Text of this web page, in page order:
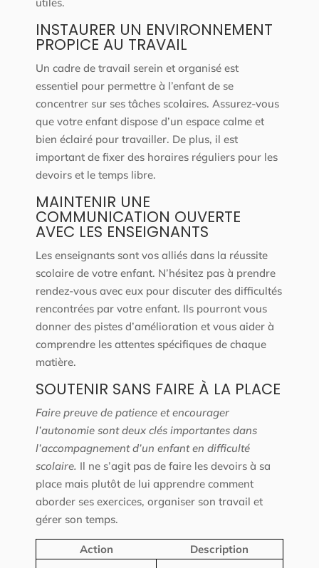
INSTAURER UN ENVIRONNEMENT
PROPICE AU TRAVAIL
Un cadre de travail serein et organisé est
essentiel pour permettre à l’enfant de se
concentrer sur ses tâches scolaires. Assurez-vous
que votre enfant dispose d’un espace calme et
bien éclairé pour travailler. De plus, il est
important de fixer des horaires réguliers pour les
devoirs et le temps libre.
MAINTENIR UNE
COMMUNICATION OUVERTE
AVEC LES ENSEIGNANTS
Les enseignants sont vos alliés dans la réussite
scolaire de votre enfant. N’hésitez pas à prendre
rendez-vous avec eux pour discuter des difficultés
rencontrées par votre enfant. Ils pourront vous
donner des pistes d’amélioration et vous aider à
comprendre les attentes spécifiques de chaque
matière.
SOUTENIR SANS FAIRE À LA PLACE
Faire preuve de patience et encourager
l’autonomie sont deux clés importantes dans
l’accompagnement d’un enfant en difficulté
scolaire. Il ne s’agit pas de faire les devoirs à sa
place mais plutôt de lui apprendre comment
aborder ses exercices, organiser son travail et
gérer son temps.
Action Description